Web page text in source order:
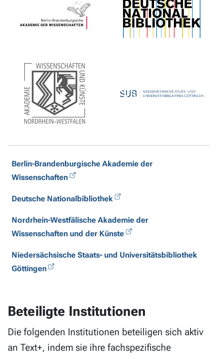
Berlin-Brandenburgische Akademie der
Wissenschaften
Deutsche Nationalbibliothek
Nordrhein-Westfälische Akademie der
Wissenschaften und der Künste
Niedersächsische Staats- und Universitätsbibliothek
Göttingen
Beteiligte Institutionen
Die folgenden Institutionen beteiligen sich aktiv
an Text+, indem sie ihre fachspezifische